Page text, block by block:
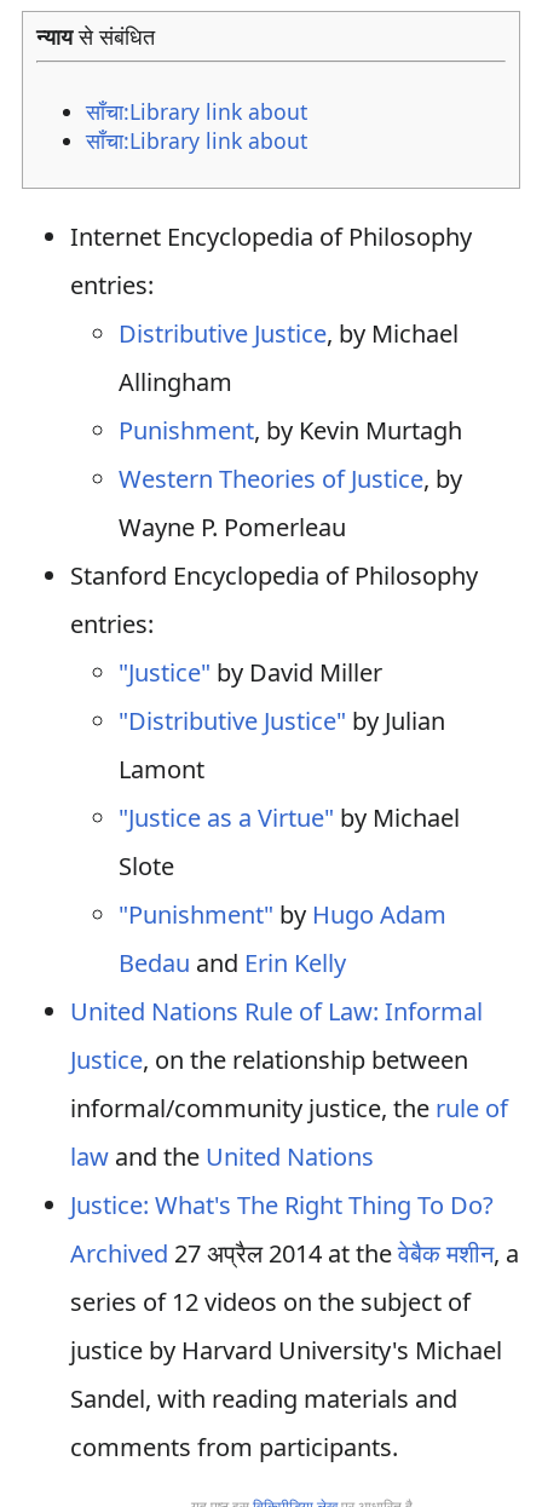
न्यायसे संबंधित
साँचा:Library link about
साँचा:Library link about
Internet Encyclopedia of Philosophy
entries:
Distributive Justice, by Michael
Allingham
Punishment, by Kevin Murtagh
Western Theories of Justice, by
Wayne P. Pomerleau
Stanford Encyclopedia of Philosophy
entries:
"Justice" by David Miller
"Distributive Justice" by Julian
Lamont
"Justice as a Virtue" by Michael
Slote
"Punishment" by Hugo Adam
Bedau and Erin Kelly
United Nations Rule of Law: Informal
Justice, on the relationship between
informal/community justice, the rule of
lawand the United Nations
Justice: What's The Right Thing To Do?
Archived 27 अप्रैल 2014 at theवेबैक मशीन, a
series of 12 videos on the subject of
justice by Harvard University's Michael
Sandel, with reading materials and
comments from participants.